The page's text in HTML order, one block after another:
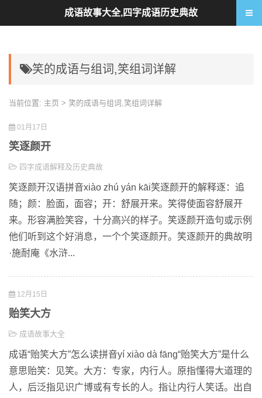
笑的成语与组词,笑组词详解
当前位置: 主页 > 笑的成语与组词,笑组词详解
01月17日
笑逐颜开
四字成语解释及历史典故
笑逐颜开汉语拼音xiào zhú yán kāi笑逐颜开的解释逐：追
随；颜：脸面，面容；开：舒展开来。笑得使面容舒展开
来。形容满脸笑容，十分高兴的样子。笑逐颜开造句或示例
他们听到这个好消息，一个个笑逐颜开。笑逐颜开的典故明
·施耐庵《水浒...
12月15日
贻笑大方
成语故事大全
成语“贻笑大方”怎么读拼音yí xiào dà fāng“贻笑大方”是什么
意思贻笑：见笑。大方：专家，内行人。原指懂得大道理的
人，后泛指见识广博或有专长的人。指让内行人笑话。出自
成语故事大全,四字成语历史典故